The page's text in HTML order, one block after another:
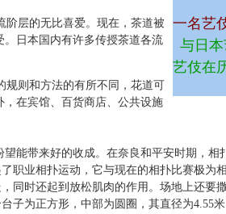
一名艺
与日
艺伎在
阶层的无比喜爱。现在，茶道被
日本国内有许多传授茶道各流
规则和方法的有所不同，花道可
在宾馆、百货商店、公共设施
能带来好的收成。在奈良和平安时期，相
职业相扑运动，它与现在的相扑比赛极为
同时还起到放松肌肉的作用。场地上还要
子为正方形，中部为圆圈，其直径为4.55